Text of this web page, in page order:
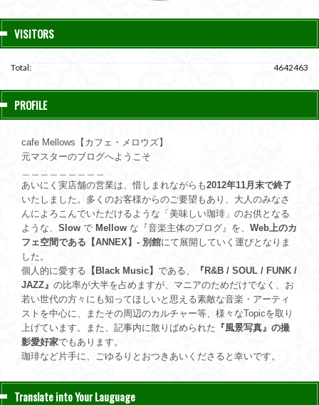
VISITORS
4642463
Total:
PROFILE
cafe Mellows【カフェ・メロウズ】
元マスターのブログへようこそ
あいにく実店舗の営業は、惜しまれながらも2012年11月末で終了
いたしました。多くのお客様からのご要望もあり、大人のみなさ
んによろこんでいただけるような「美味しい珈琲」のお供となる
ような、 Slow で Mellow な『音楽主体のブログ』を、 Web上のカ
フェ空間である【ANNEX】- 別館にて展開していく運びとなりま
した。
個人的に愛する 【Black Music】 である、
『R&B / SOUL / FUNK /
JAZZ』 の比率が大半を占めますが、マニアのためだけでなく、お
若い世代の方々にも知ってほしいと思える素敵な音楽・アーティ
ストを中心に、またその周辺のカルチャー等、様々なTopicを取り
上げています。また、記事内に散りばめられた 『風景写真』の撮
影愛好家でもあります。
珈琲など片手に、ごゆるりとおつきあいくださると幸いです。
Translate into Your Lauguage